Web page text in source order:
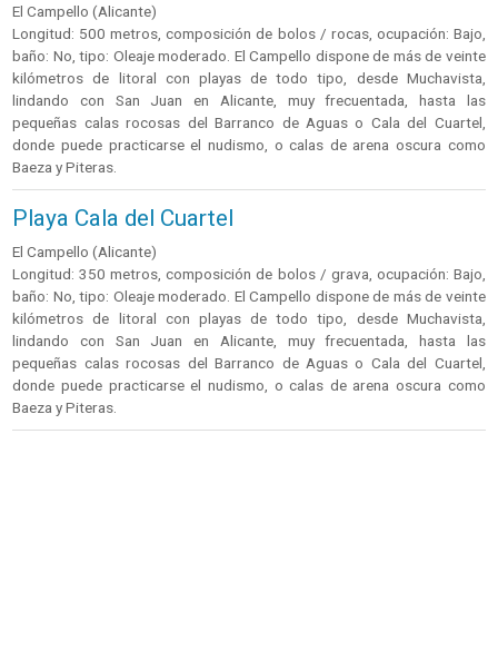
El Campello (Alicante)
Longitud: 500 metros, composición de bolos / rocas, ocupación: Bajo,
baño: No, tipo: Oleaje moderado. El Campello dispone de más de veinte
kilómetros de litoral con playas de todo tipo, desde Muchavista,
lindando con San Juan en Alicante, muy frecuentada, hasta las
pequeñas calas rocosas del Barranco de Aguas o Cala del Cuartel,
donde puede practicarse el nudismo, o calas de arena oscura como
Baeza y Piteras.
Playa Cala del Cuartel
El Campello (Alicante)
Longitud: 350 metros, composición de bolos / grava, ocupación: Bajo,
baño: No, tipo: Oleaje moderado. El Campello dispone de más de veinte
kilómetros de litoral con playas de todo tipo, desde Muchavista,
lindando con San Juan en Alicante, muy frecuentada, hasta las
pequeñas calas rocosas del Barranco de Aguas o Cala del Cuartel,
donde puede practicarse el nudismo, o calas de arena oscura como
Baeza y Piteras.